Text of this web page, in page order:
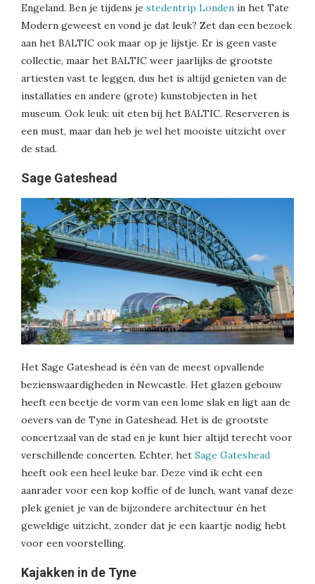
Engeland. Ben je tijdens je stedentrip Londen in het Tate
Modern geweest en vond je dat leuk? Zet dan een bezoek
aan het BALTIC ook maar op je lijstje. Er is geen vaste
collectie, maar het BALTIC weer jaarlijks de grootste
artiesten vast te leggen, dus het is altijd genieten van de
installaties en andere (grote) kunstobjecten in het
museum. Ook leuk: uit eten bij het BALTIC. Reserveren is
een must, maar dan heb je wel het mooiste uitzicht over
de stad.
Sage Gateshead
Het Sage Gateshead is één van de meest opvallende
bezienswaardigheden in Newcastle. Het glazen gebouw
heeft een beetje de vorm van een lome slak en ligt aan de
oevers van de Tyne in Gateshead. Het is de grootste
concertzaal van de stad en je kunt hier altijd terecht voor
verschillende concerten. Echter, het Sage Gateshead
heeft ook een heel leuke bar. Deze vind ik echt een
aanrader voor een kop koffie of de lunch, want vanaf deze
plek geniet je van de bijzondere architectuur én het
geweldige uitzicht, zonder dat je een kaartje nodig hebt
voor een voorstelling.
Kajakken in de Tyne